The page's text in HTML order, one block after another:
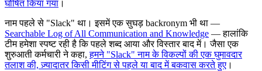
घोषित किया गया ।
नाम पहले से "Slack" था। इसमें एक सुघड़ backronym भी था —
Searchable Log of All Communication and Knowledge — हालांकि
टीम हमेशा स्पष्ट रही है कि पहले शब्द आया और विस्तार बाद में। जैसा एक
शुरुआती कर्मचारी ने कहा,हमने "Slack" नाम के विकल्पों की एक घुमावदार
तलाश की, ज़्यादातर किसी मीटिंग से पहले या बाद में बकवास करते हुए ।